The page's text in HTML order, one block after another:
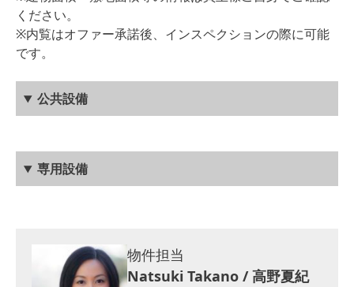
ください。
※内覧はオファー承諾後、インスペクションの際に可能
です。
公共設備
専用設備
物件担当
Natsuki Takano / 高野夏紀